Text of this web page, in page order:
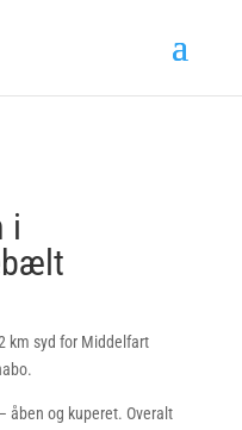
i
km syd for Middelfart
åben og kuperet. Overalt